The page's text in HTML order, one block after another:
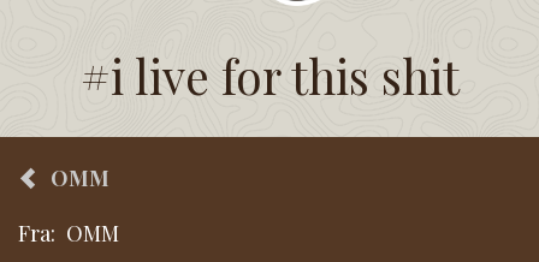
#i live for this shit
OMM
Fra: OMM